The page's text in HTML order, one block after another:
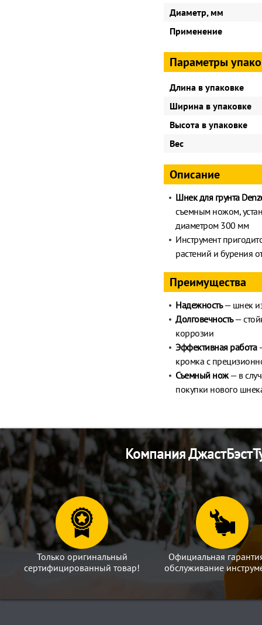
Диаметр, мм
Применение
Параметры
Длина в упаковке
Ширина в упаковке
Высота в упаковке
Вес
Описание
Шнек для грунта
съемным ножом,
диаметром 300 мм
Инструмент
растений и бурения
Преимущества
Надежность— шнек
Долговечность—
коррозии
Эффективная работа
кромка с
Съемный нож— в
покупки нового
Компания
Только оригинальный
сертифицированный товар!
Официальная
обслуживание